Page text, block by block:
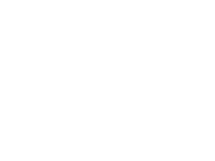
Galindo y el alto a la